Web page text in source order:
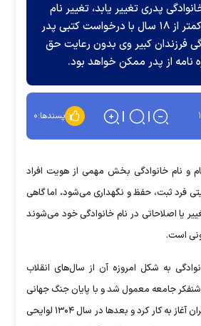
پدری تغییر یابد، تغییر نام
خانوادگی فرزندان کمتر از ۱۸ سال با درخواست کتبی پدر
فرزندان کبیر وی بدون رعایت حق
نامه از پدر ممکن خواهد بود.
پسندها:۰
و نام خانوادگی بخش مهمی از هویت افراد
فرد ثبت، حفظ و نگهداری می‌شود، اما گاهی
یا اصلاحاتی در نام خانوادگی خود می‌شوند
است.
به شکل امروزه آن از سال‌های انقلاب
جامعه معمول شد و با پایان جنگ جهانی
اول، اداره سجل احوال تهران آغاز به کار کرد و بعد‌ها در سال ۱۳۰۴ لوایحی